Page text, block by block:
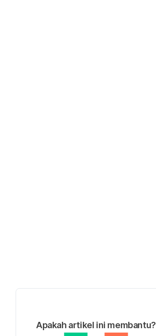
Apakah artikel ini membantu?